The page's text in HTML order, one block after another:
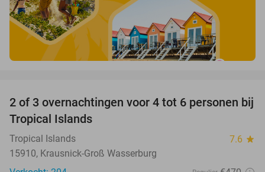
31%
2 of 3 overnachtingen voor 4 tot 6 personen bij
Tropical Islands
Tropical Islands 7.6 star
15910, Krausnick-Groß Wasserburg